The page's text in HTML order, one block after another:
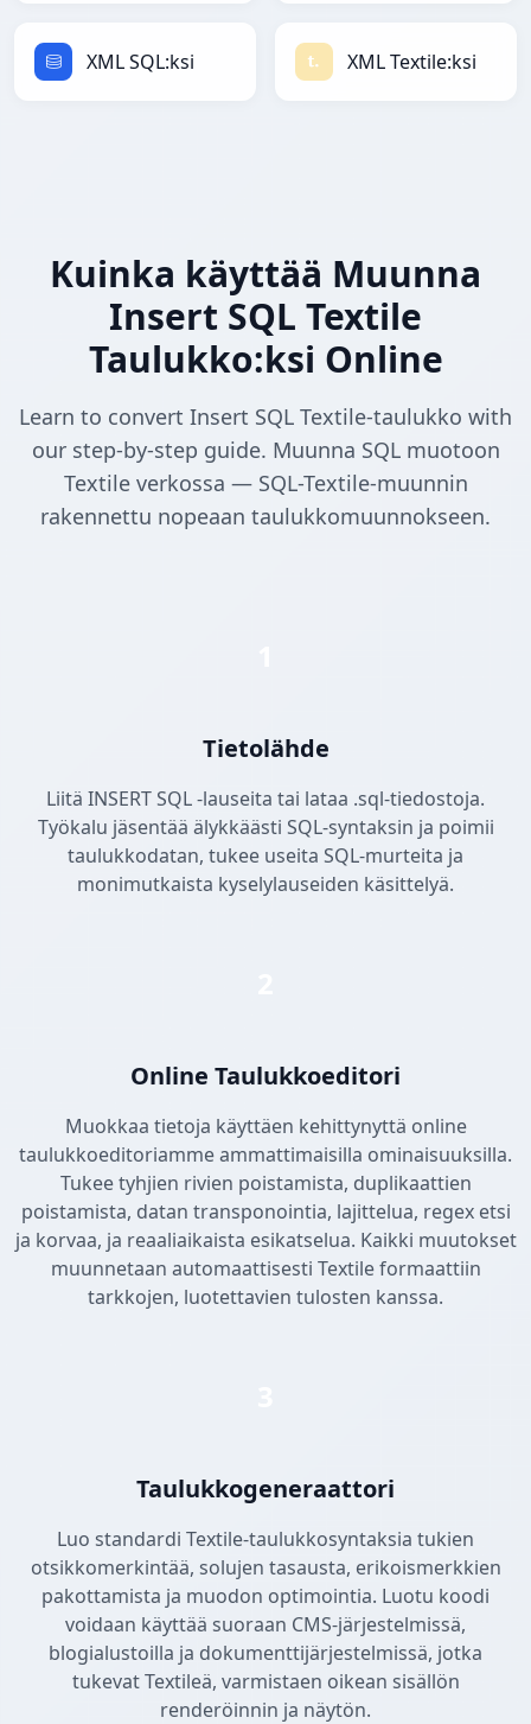
XML SQL:ksi XML Textile:ksi
Kuinka käyttää Muunna
Insert SQL Textile
Taulukko:ksi Online
Learn to convert Insert SQL Textile-taulukko with
our step-by-step guide. Muunna SQL muotoon
Textile verkossa — SQL-Textile-muunnin
rakennettu nopeaan taulukkomuunnokseen.
Tietolähde
Liitä INSERT SQL -lauseita tai lataa .sql-tiedostoja.
Työkalu jäsentää älykkäästi SQL-syntaksin ja poimii
taulukkodatan, tukee useita SQL-murteita ja
monimutkaista kyselylauseiden käsittelyä.
Online Taulukkoeditori
Muokkaa tietoja käyttäen kehittynyttä online
taulukkoeditoriamme ammattimaisilla ominaisuuksilla.
Tukee tyhjien rivien poistamista, duplikaattien
poistamista, datan transponointia, lajittelua, regex etsi
ja korvaa, ja reaaliaikaista esikatselua. Kaikki muutokset
muunnetaan automaattisesti Textile formaattiin
tarkkojen, luotettavien tulosten kanssa.
Taulukkogeneraattori
Luo standardi Textile-taulukkosyntaksia tukien
otsikkomerkintää, solujen tasausta, erikoismerkkien
pakottamista ja muodon optimointia. Luotu koodi
voidaan käyttää suoraan CMS-järjestelmissä,
blogialustoilla ja dokumenttijärjestelmissä, jotka
tukevat Textileä, varmistaen oikean sisällön
renderöinnin ja näytön.